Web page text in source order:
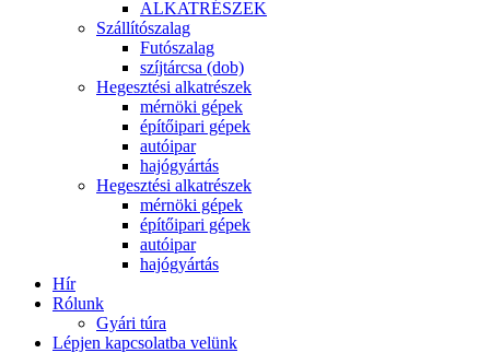
ALKATRÉSZEK
Szállítószalag
Futószalag
szíjtárcsa (dob)
Hegesztési alkatrészek
mérnöki gépek
építőipari gépek
autóipar
hajógyártás
Hegesztési alkatrészek
mérnöki gépek
építőipari gépek
autóipar
hajógyártás
Hír
Rólunk
Gyári túra
Lépjen kapcsolatba velünk